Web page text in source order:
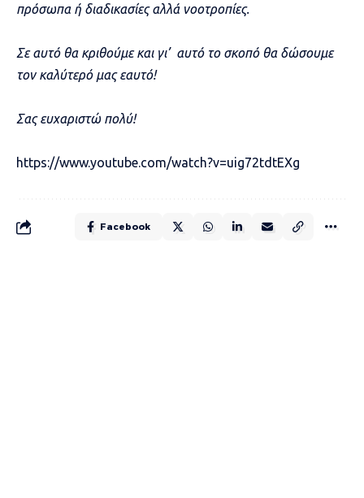
πρόσωπα ή διαδικασίες αλλά νοοτροπίες.
Σε αυτό θα κριθούμε και γι’ αυτό το σκοπό θα δώσουμε
τον καλύτερό μας εαυτό!
Σας ευχαριστώ πολύ!
https://www.youtube.com/watch?v=uig72tdtEXg
Facebook